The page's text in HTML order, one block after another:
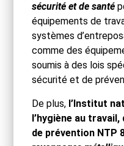
sécurité et de santé
équipements de
systèmes
comme des
soumis à des lois
sécurité et de
De plus, l’Institut
l’hygiène au
de prévention NTP